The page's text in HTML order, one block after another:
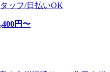
ッフ/日払いOK
円〜